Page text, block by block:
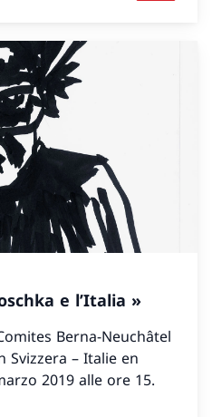
e l’Italia »
Berna-Neuchâtel
Svizzera – Italie en
2019 alle ore 15.